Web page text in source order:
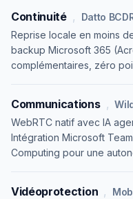
Continuité ,
Datto
Reprise locale en moins
backup Microsoft 365
complémentaires, zéro
Communications ,
WebRTC natif avec IA
Intégration Microsoft
Computing pour une
Vidéoprotection ,